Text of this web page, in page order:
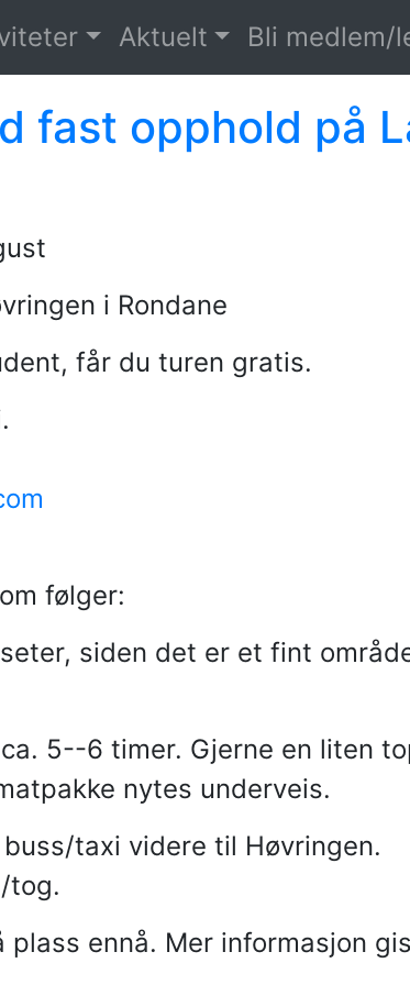
Aktuelt Bli medlem/
fast opphold på
i Rondane
får du turen gratis.
følger:
siden det er et fint
5--6 timer. Gjerne en liten
nytes underveis.
taxi videre til Høvringen.
tog.
ennå. Mer informasjon